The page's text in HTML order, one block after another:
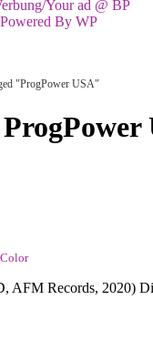
Your ad @ BP
By WP
"ProgPower USA"
ProgPower
AFM Records, 2020)